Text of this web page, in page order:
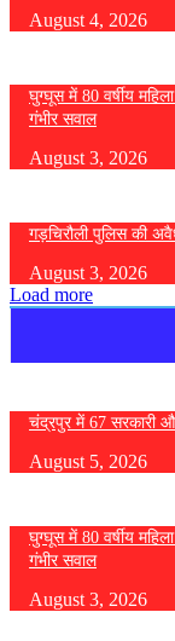
August 4, 2026
घुग्घूस में 80 वर्षीय
गंभीर सवाल
August 3, 2026
गड़चिरौली पुलिस की
August 3, 2026
Load more
चंद्रपुर में 67 सरकारी
August 5, 2026
घुग्घूस में 80 वर्षीय
गंभीर सवाल
August 3, 2026